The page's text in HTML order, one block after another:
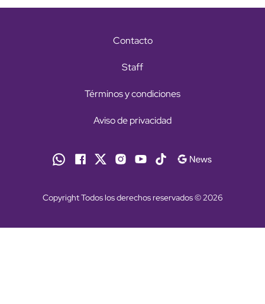
Contacto
Staff
Términos y condiciones
Aviso de privacidad
Copyright Todos los derechos reservados © 2026